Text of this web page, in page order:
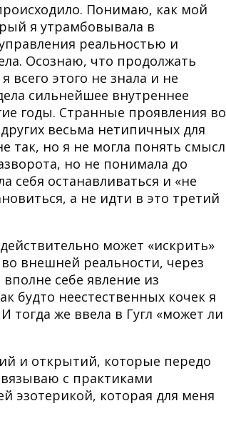
Понимаю, как мой
я утрамбовывала в
реальностью и
Осознаю, что продолжать
всего этого не знала и не
сильнейшее внутреннее
годы. Странные проявления во
весьма нетипичных для
так, но я не могла понять смысл
но не понимала до
себя останавливаться и «не
а не идти в это третий
может «искрить»
внешней реальности, через
себе явление из
будто неестественных кочек я
тогда же ввела в Гугл «может ли
и открытий, которые передо
с практиками
эзотерикой, которая для меня